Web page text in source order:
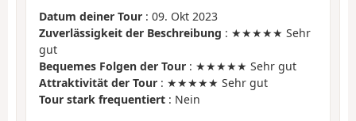
Datum deiner Tour : 09. Okt 2023
Zuverlässigkeit der Beschreibung : ★★★★★ Sehr
gut
Bequemes Folgen der Tour : ★★★★★ Sehr gut
Attraktivität der Tour : ★★★★★ Sehr gut
Tour stark frequentiert : Nein